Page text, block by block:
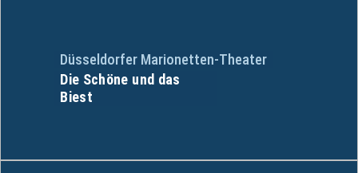
Düsseldorfer Marionetten-Theater
Die Schöne und das
Biest